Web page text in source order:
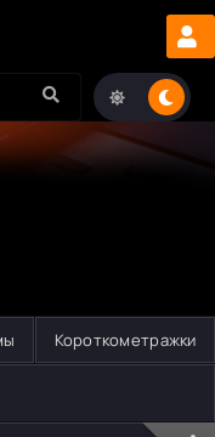
Короткометражки